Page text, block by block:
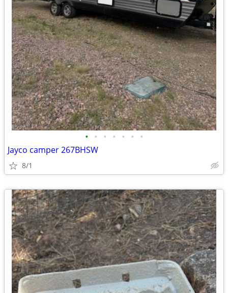
• • • • • • •
Jayco camper 267BHSW
8/1